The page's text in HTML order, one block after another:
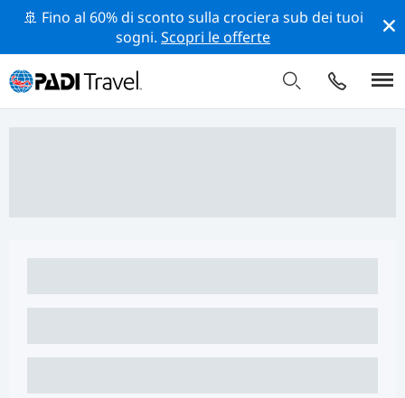
🚢 Fino al 60% di sconto sulla crociera sub dei tuoi
sogni.Scopri le offerte